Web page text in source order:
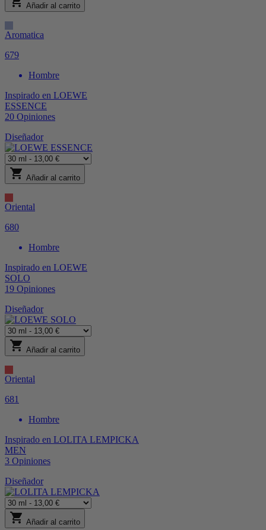
Añadir al carrito
Aromatica
679
Hombre
Inspirado en LOEWE
ESSENCE
20 Opiniones
Diseñador
shopping_cart Añadir al carrito
Oriental
680
Hombre
Inspirado en LOEWE
SOLO
19 Opiniones
Diseñador
shopping_cart Añadir al carrito
Oriental
681
Hombre
Inspirado en LOLITA LEMPICKA
MEN
3 Opiniones
Diseñador
shopping_cart Añadir al carrito